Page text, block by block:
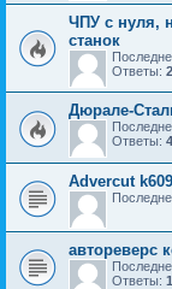
ЧПУ с нуля,
станок
Ответы:
Дюрале-
Ответы:
Advercut
автореверс
Ответы: